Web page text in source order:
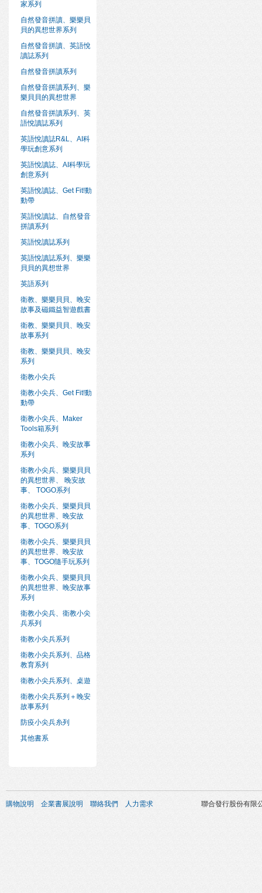
家系列
自然發音拼讀、樂樂貝
貝的異想世界系列
自然發音拼讀、英語悅
讀誌系列
自然發音拼讀系列
自然發音拼讀系列、樂
樂貝貝的異想世界
自然發音拼讀系列、英
語悅讀誌系列
英語悅讀誌R&L、AI科
學玩創意系列
英語悅讀誌、AI科學玩
創意系列
英語悅讀誌、Get Fit!動
動帶
英語悅讀誌、自然發音
拼讀系列
英語悅讀誌系列
英語悅讀誌系列、樂樂
貝貝的異想世界
英語系列
衛教、樂樂貝貝、晚安
故事及磁鐵益智遊戲書
衛教、樂樂貝貝、晚安
故事系列
衛教、樂樂貝貝、晚安
系列
衛教小尖兵
衛教小尖兵、Get Fit!動
動帶
衛教小尖兵、Maker
Tools箱系列
衛教小尖兵、晚安故事
系列
衛教小尖兵、樂樂貝貝
的異想世界、 晚安故
事、 TOGO系列
衛教小尖兵、樂樂貝貝
的異想世界、晚安故
事、TOGO系列
衛教小尖兵、樂樂貝貝
的異想世界、晚安故
事、TOGO隨手玩系列
衛教小尖兵、樂樂貝貝
的異想世界、晚安故事
系列
衛教小尖兵、衛教小尖
兵系列
衛教小尖兵系列
衛教小尖兵系列、品格
教育系列
衛教小尖兵系列、桌遊
衛教小尖兵系列＋晚安
故事系列
防疫小尖兵糸列
其他書系
購物說明 企業書展說明 聯絡我們 人力需求 聯合發行股份有限